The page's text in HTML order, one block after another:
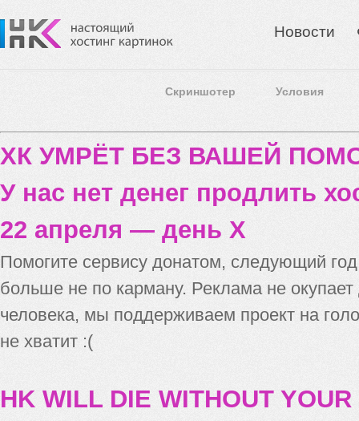
Новости
Скриншотер Условия
ХК УМРЁТ БЕЗ ВАШЕЙ
У нас нет денег продлить
22 апреля — день X
Помогите сервису донатом, следующий
больше не по карману. Реклама не
человека, мы поддерживаем проект на
не хватит :(
HK WILL DIE WITHOUT